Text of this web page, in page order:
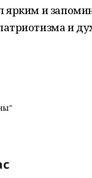
ярким и
и